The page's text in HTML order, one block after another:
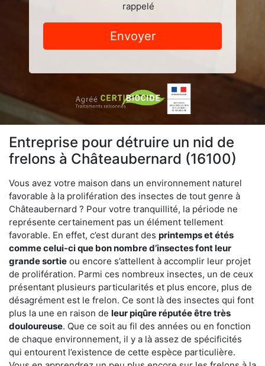
rappelé
Envoyer
Entreprise pour détruire un nid de
frelons à Châteaubernard (16100)
Vous avez votre maison dans un environnement naturel
favorable à la prolifération des insectes de tout genre à
Châteaubernard ? Pour votre tranquillité, la période ne
représente certainement pas un élément tellement
favorable. En effet, c’est durant des printemps et étés
comme celui-ci que bon nombre d’insectes font leur
grande sortie ou encore s’attellent à accomplir leur projet
de prolifération. Parmi ces nombreux insectes, un de ceux
présentant plusieurs particularités et plus encore, plus de
désagrément est le frelon. Ce sont là des insectes qui font
plus la une en raison de leur piqûre réputée être très
douloureuse. Que ce soit au fil des années ou en fonction
de chaque environnement, il y a là assez de spécificités
qui entourent l’existence de cette espèce particulière.